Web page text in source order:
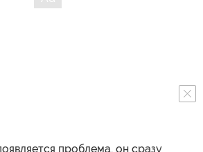
проблема, он сразу